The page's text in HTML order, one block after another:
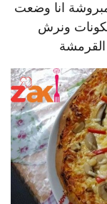
انا وضعت
ونرش
القرمشة